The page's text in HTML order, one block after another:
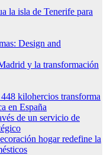
la isla de Tenerife para
Design and
y la transformación
kilohercios transforma
en España
de un servicio de
hogar redefine la